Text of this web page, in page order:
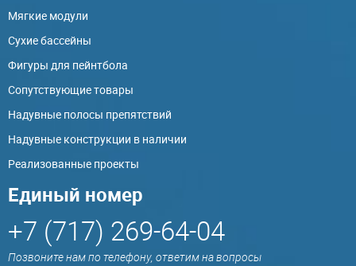
Мягкие модули
Сухие бассейны
Фигуры для пейнтбола
Сопутствующие товары
Надувные полосы препятствий
Надувные конструкции в наличии
Реализованные проекты
Единый номер
+7 (717) 269-64-04
Позвоните нам по телефону, ответим на вопросы